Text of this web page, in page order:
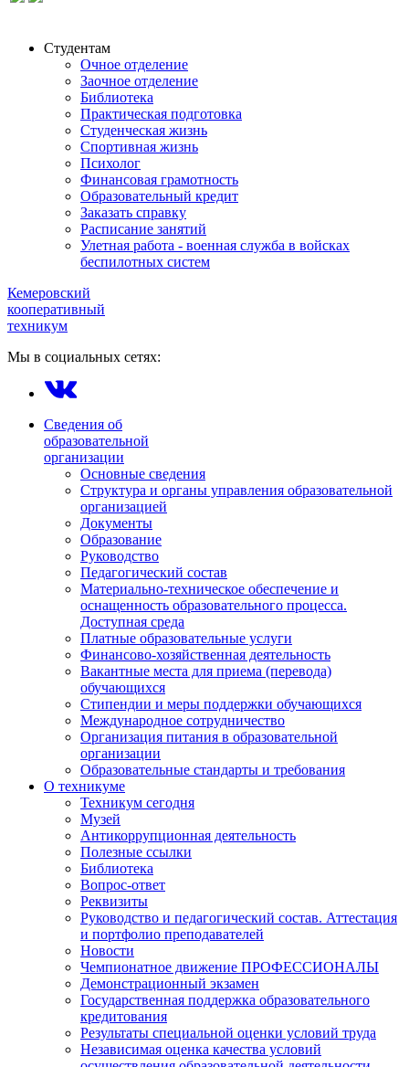
Студентам
Очное отделение
Заочное отделение
Библиотека
Практическая подготовка
Студенческая жизнь
Спортивная жизнь
Психолог
Финансовая грамотность
Образовательный кредит
Заказать справку
Расписание занятий
Улетная работа - военная служба в войсках
беспилотных систем
Кемеровский
кооперативный
техникум
Мы в социальных сетях:
Сведения об
образовательной
организации
Основные сведения
Структура и органы управления образовательной
организацией
Документы
Образование
Руководство
Педагогический состав
Материально-техническое обеспечение и
оснащенность образовательного процесса.
Доступная среда
Платные образовательные услуги
Финансово-хозяйственная деятельность
Вакантные места для приема (перевода)
обучающихся
Стипендии и меры поддержки обучающихся
Международное сотрудничество
Организация питания в образовательной
организации
Образовательные стандарты и требования
О техникуме
Техникум сегодня
Музей
Антикоррупционная деятельность
Полезные ссылки
Библиотека
Вопрос-ответ
Реквизиты
Руководство и педагогический состав. Аттестация
и портфолио преподавателей
Новости
Чемпионатное движение ПРОФЕССИОНАЛЫ
Демонстрационный экзамен
Государственная поддержка образовательного
кредитования
Результаты специальной оценки условий труда
Независимая оценка качества условий